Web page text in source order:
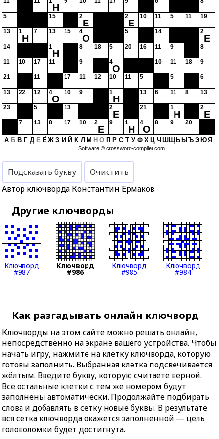
Н
5 15 2
Е
2
Е
10 11 5 11 19
13 1
Н
7 13 15 4
О
5 14 2
Е
14 1
Н
8 18 5 20 16 11 9 8
11 10 17 11 9 4
О
10 11 18 9
21 11 17 11 12 10 11 5 5 6
13 22 12 4
О
10 9 1
Н
13 6 11 8 13
23 5 13 2
Е
21 1
Н
2
Е
7 13 8 17 10 2
Е
9 1
Н
4
О
8 9 20
А Б В Г Д Е ЁЖ З И Й К Л М Н О П Р С Т У Ф Х Ц Ч Ш Щ Ь Ы Ъ Э ЮЯ
Software ©crossword-compiler.com
Подсказать букву
Очистить
Автор ключворда Константин Ермаков
Другие ключворды
Ключворд
#987
Ключворд
#986
Ключворд
#985
Ключворд
#984
Как разгадывать онлайн ключворд
Ключворды на этом сайте можно решать онлайн,
непосредственно на экране вашего устройства. Чтобы
начать игру, нажмите на клетку ключворда, которую
готовы заполнить. Выбранная клетка подсвечивается
жёлтым. Введите букву, которую считаете верной.
Все остальные клетки с тем же номером будут
заполнены автоматически. Продолжайте подбирать
слова и добавлять в сетку новые буквы. В результате
вся сетка ключворда окажется заполненной — цель
головоломки будет достигнута.